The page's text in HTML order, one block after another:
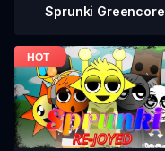
Sprunki Greencore